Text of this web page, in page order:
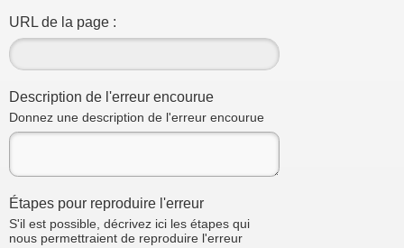
URL de la page :
Description de l'erreur encourue
Donnez une description de l'erreur encourue
Étapes pour reproduire l'erreur
S'il est possible, décrivez ici les étapes qui
nous permettraient de reproduire l'erreur